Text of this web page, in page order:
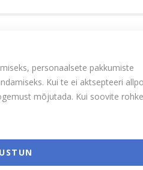
personaalsete pakkumiste
Kui te ei aktsepteeri
mõjutada. Kui soovite